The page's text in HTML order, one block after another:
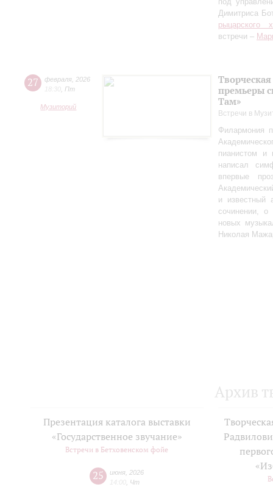
Димитриса
рыцарского
встречи –
27 февраля 2026
18:30 Пт
Музиторий
премьеры
Там»
Встречи в
Филармония
пианистом и
написал
впервые
и известный
сочинении,
новых
Николая
Архив
Презентация каталога выставки
«Государственное звучание»
Встречи в Бетховенском фойе
25 июня 2026
Чт